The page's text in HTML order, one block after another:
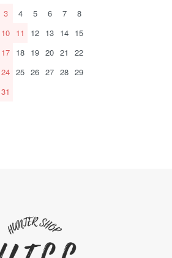
3 4 5 6 7
8
10 11 12 13 14 15
17 18 19 20 21
22
24 25 26 27 28 29
31